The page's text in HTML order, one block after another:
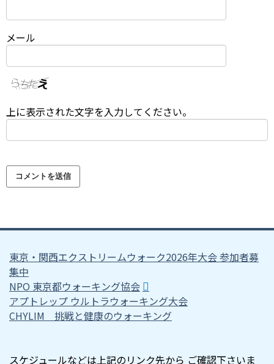
メール
上に表示された文字を入力してください。
東京・関西エクストリームウォーク2026年大会 参加者募
集中
NPO 東京都ウォーキング協会
アプトレップ ウルトラウォーキング大会
CHYLIM 挑戦と健康のウォーキング
スケジュールなどは上記のリンク先から ご確認下さいま